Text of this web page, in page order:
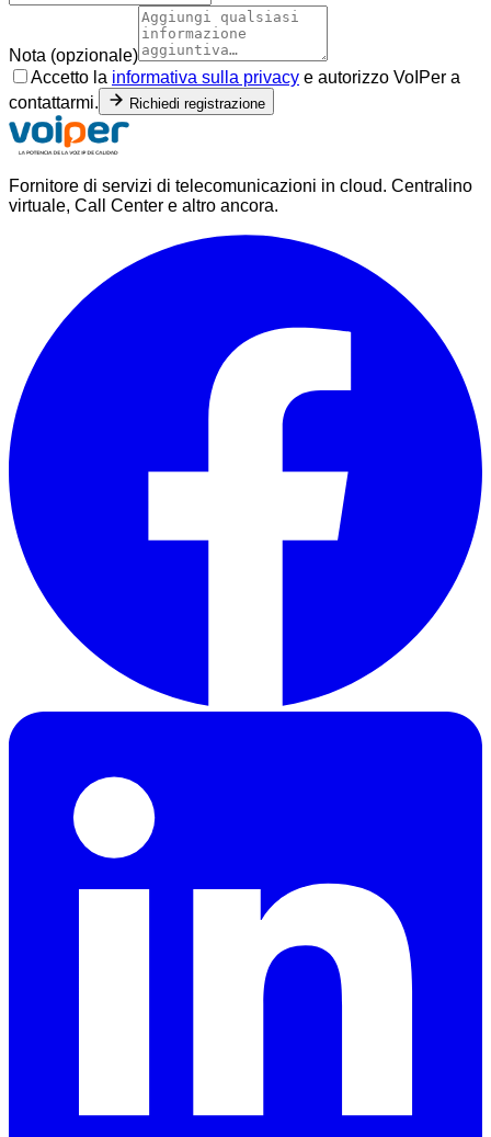
Nota (opzionale)
Accetto la informativa sulla privacy e autorizzo VoIPer a
contattarmi.
Richiedi registrazione
Fornitore di servizi di telecomunicazioni in cloud. Centralino
virtuale, Call Center e altro ancora.